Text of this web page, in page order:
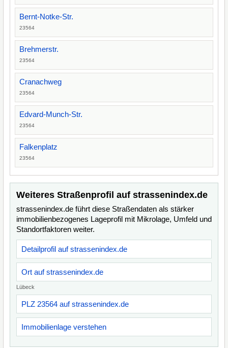
Bernt-Notke-Str.
23564
Brehmerstr.
23564
Cranachweg
23564
Edvard-Munch-Str.
23564
Falkenplatz
23564
Weiteres Straßenprofil auf strassenindex.de
strassenindex.de führt diese Straßendaten als stärker
immobilienbezogenes Lageprofil mit Mikrolage, Umfeld und
Standortfaktoren weiter.
Detailprofil auf strassenindex.de
Ort auf strassenindex.de
Lübeck
PLZ 23564 auf strassenindex.de
Immobilienlage verstehen